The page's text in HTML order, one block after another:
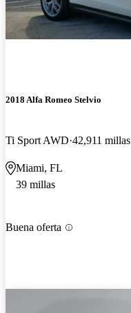
2018 Alfa Romeo Stelvio
Ti Sport AWD 42,911 millas
Miami, FL
39 millas
Buena oferta